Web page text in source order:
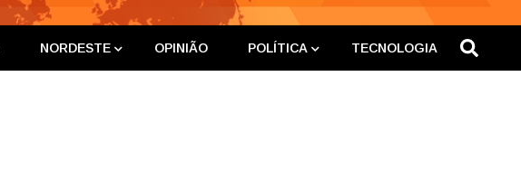
NORDESTE OPINIÃO POLÍTICA TECNOLOGIA